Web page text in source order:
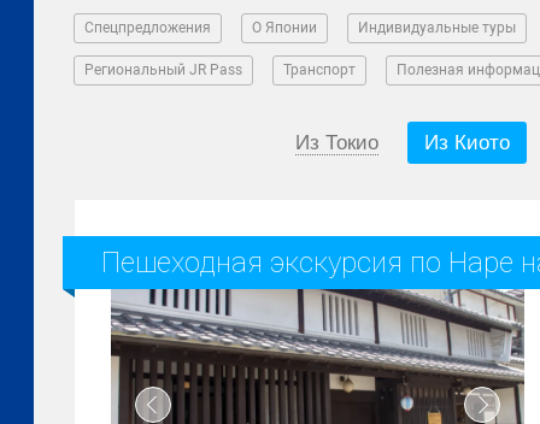
Спецпредложения О Японии Индивидуальные туры
Региональный JR Pass Транспорт Полезная
Из Токио Из Киото
Пешеходная экскурсия по Наре